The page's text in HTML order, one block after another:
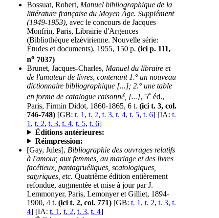
Bossuat, Robert, Manuel bibliographique de la
littérature française du Moyen Âge. Supplément
(1949-1953), avec le concours de Jacques
Monfrin, Paris, Librairie d'Argences
(Bibliothèque elzévirienne. Nouvelle série:
Études et documents), 1955, 150 p. (ici p. 111,
no 7037)
Brunet, Jacques-Charles, Manuel du libraire et
de l'amateur de livres, contenant 1.° un nouveau
dictionnaire bibliographique [...]; 2.° une table
en forme de catalogue raisonné, [...], 5e éd.,
Paris, Firmin Didot, 1860-1865, 6 t. (ici t. 3, col.
746-748) [GB: t. 1 , t. 2, t. 3, t. 4, t. 5, t. 6] [IA: t.
1 , t. 2, t. 3, t. 4, t. 5, t. 6]
Éditions antérieures:
Réimpression:
[Gay, Jules], Bibliographie des ouvrages relatifs
à l'amour, aux femmes, au mariage et des livres
facétieux, pantagruéliques, scatologiques,
satyriques, etc. Quatrième édition entièrement
refondue, augmentée et mise à jour par J.
Lemmonyer, Paris, Lemonyer et Gilliet, 1894-
1900, 4 t. (ici t. 2, col. 771) [GB: t. 1 , t. 2, t. 3, t.
4] [IA: t. 1 , t. 2, t. 3, t. 4]